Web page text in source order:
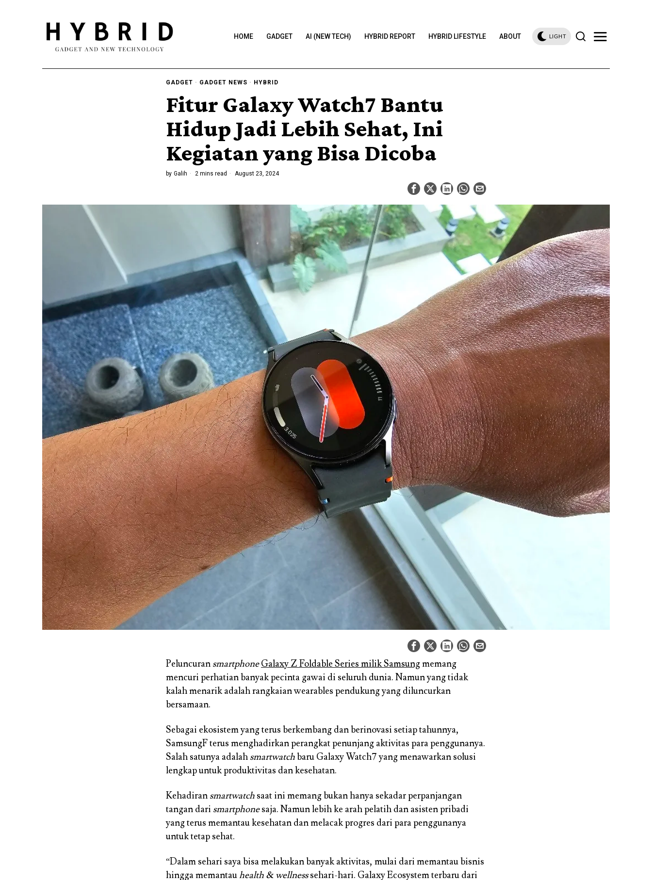
HOME GADGET AI (NEW TECH) HYBRID REPORT HYBRID LIFESTYLE ABOUT LIGHT
GADGET · GADGET NEWS · HYBRID
Fitur Galaxy Watch7 Bantu
Hidup Jadi Lebih Sehat, Ini
Kegiatan yang Bisa Dicoba
by Galih 2 mins read August 23, 2024
Peluncuran smartphone Galaxy Z Foldable Series milik Samsungmemang
mencuri perhatian banyak pecinta gawai di seluruh dunia. Namun yang tidak
kalah menarik adalah rangkaian wearables pendukung yang diluncurkan
bersamaan.
Sebagai ekosistem yang terus berkembang dan berinovasi setiap tahunnya,
SamsungF terus menghadirkan perangkat penunjang aktivitas para penggunanya.
Salah satunya adalah smartwatchbaru Galaxy Watch7 yang menawarkan solusi
lengkap untuk produktivitas dan kesehatan.
Kehadiran smartwatch saat ini memang bukan hanya sekadar perpanjangan
tangan dari smartphonesaja. Namun lebih ke arah pelatih dan asisten pribadi
yang terus memantau kesehatan dan melacak progres dari para penggunanya
untuk tetap sehat.
“Dalam sehari saya bisa melakukan banyak aktivitas, mulai dari memantau bisnis
hingga memantauhealth & wellnesssehari-hari. Galaxy Ecosystem terbaru dari